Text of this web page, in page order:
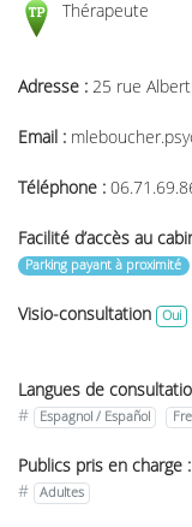
Thérapeute
Adresse : 25 rue Albert
Email :
Téléphone :
Facilité d’accès au
Parking payant à proximité
Visio-consultation Oui
Langues de
#
Espagnol / Español
Publics pris en charge :
#
Adultes